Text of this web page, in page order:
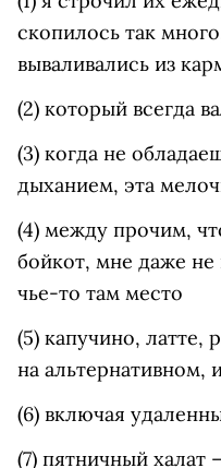
скопилось так
вываливались из
(2) который всегда
(3) когда не
дыханием, эта
(4) между прочим,
бойкот, мне даже не
чье-то там место
(5) капучино,
на
(6) включая
(7) пятничный